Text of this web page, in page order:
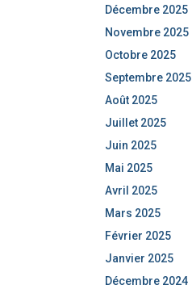
Décembre 2025
Novembre 2025
Octobre 2025
Septembre 2025
Août 2025
Juillet 2025
Juin 2025
Mai 2025
Avril 2025
Mars 2025
Février 2025
Janvier 2025
Décembre 2024